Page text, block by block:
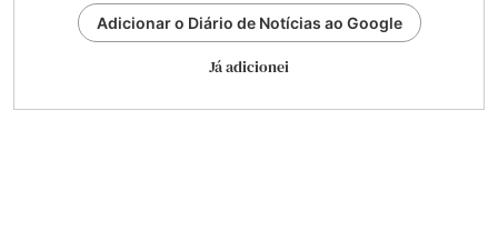
Adicionar o Diário de Notícias ao Google
Já adicionei